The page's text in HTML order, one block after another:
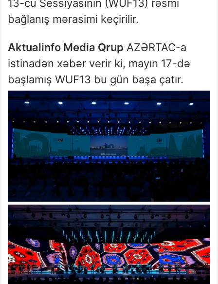
13-cü Sessiyasının (WUF13) rəsmi
bağlanış mərasimi keçirilir.
Aktualinfo Media Qrup AZƏRTAC-a
istinadən xəbər verir ki, mayın 17-də
başlamış WUF13 bu gün başa çatır.